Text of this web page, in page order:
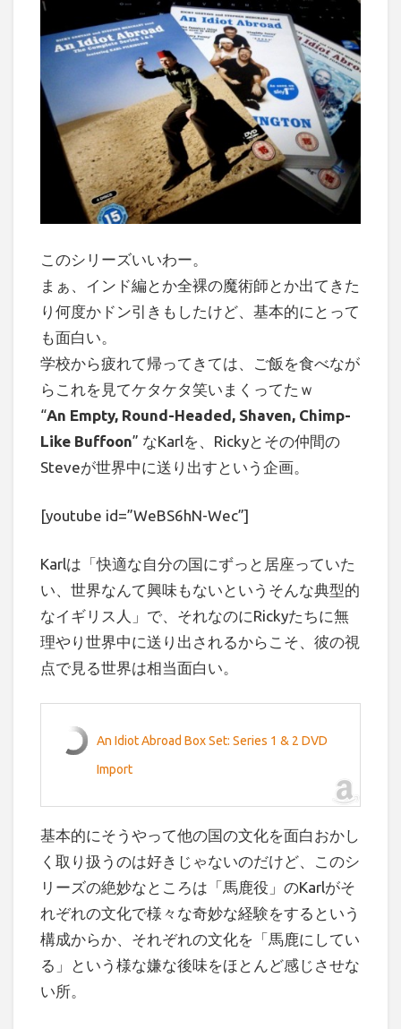
このシリーズいいわー。
まぁ、インド編とか全裸の魔術師とか出てきた
り何度かドン引きもしたけど、基本的にとって
も面白い。
学校から疲れて帰ってきては、ご飯を食べなが
らこれを見てケタケタ笑いまくってたｗ
“An Empty, Round-Headed, Shaven, Chimp-
Like Buffoon” なKarlを、Rickyとその仲間の
Steveが世界中に送り出すという企画。
[youtube id=”WeBS6hN-Wec”]
Karlは「快適な自分の国にずっと居座っていた
い、世界なんて興味もないというそんな典型的
なイギリス人」で、それなのにRickyたちに無
理やり世界中に送り出されるからこそ、彼の視
点で見る世界は相当面白い。
An Idiot Abroad Box Set: Series 1 & 2 DVD
Import
基本的にそうやって他の国の文化を面白おかし
く取り扱うのは好きじゃないのだけど、このシ
リーズの絶妙なところは「馬鹿役」のKarlがそ
れぞれの文化で様々な奇妙な経験をするという
構成からか、それぞれの文化を「馬鹿にしてい
る」という様な嫌な後味をほとんど感じさせな
い所。